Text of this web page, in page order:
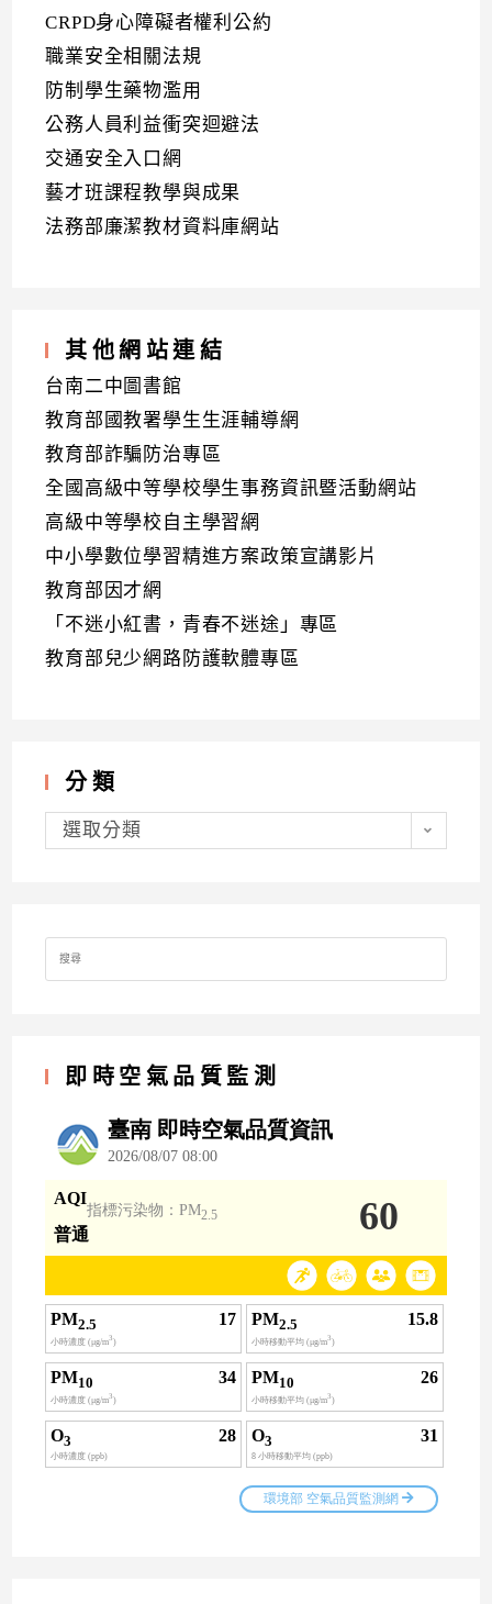
CRPD身心障礙者權利公約
職業安全相關法規
防制學生藥物濫用
公務人員利益衝突迴避法
交通安全入口網
藝才班課程教學與成果
法務部廉潔教材資料庫網站
其他網站連結
台南二中圖書館
教育部國教署學生生涯輔導網
教育部詐騙防治專區
全國高級中等學校學生事務資訊暨活動網站
高級中等學校自主學習網
中小學數位學習精進方案政策宣講影片
教育部因才網
「不迷小紅書，青春不迷途」專區
教育部兒少網路防護軟體專區
分類
分
類選取分類
Search
for:
即時空氣品質監測